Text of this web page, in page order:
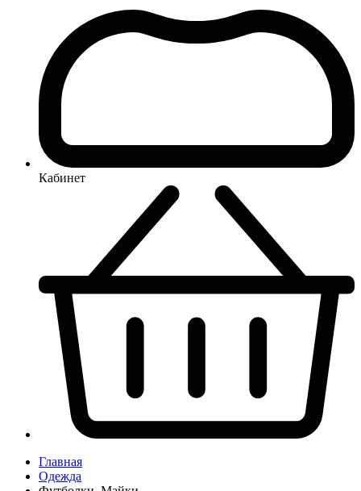
Кабинет
Главная
Одежда